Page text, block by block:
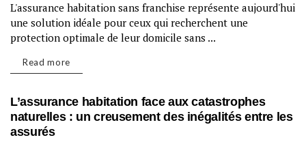
L'assurance habitation sans franchise représente aujourd'hui
une solution idéale pour ceux qui recherchent une
protection optimale de leur domicile sans ...
Read more
L’assurance habitation face aux catastrophes
naturelles : un creusement des inégalités entre les
assurés